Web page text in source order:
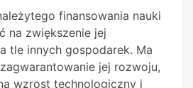
finansowania nauki
na zwiększenie jej
tle innych gospodarek. Ma
jej rozwoju,
wzrost technologiczny i